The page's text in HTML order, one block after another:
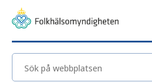
Sök på webbplatsen